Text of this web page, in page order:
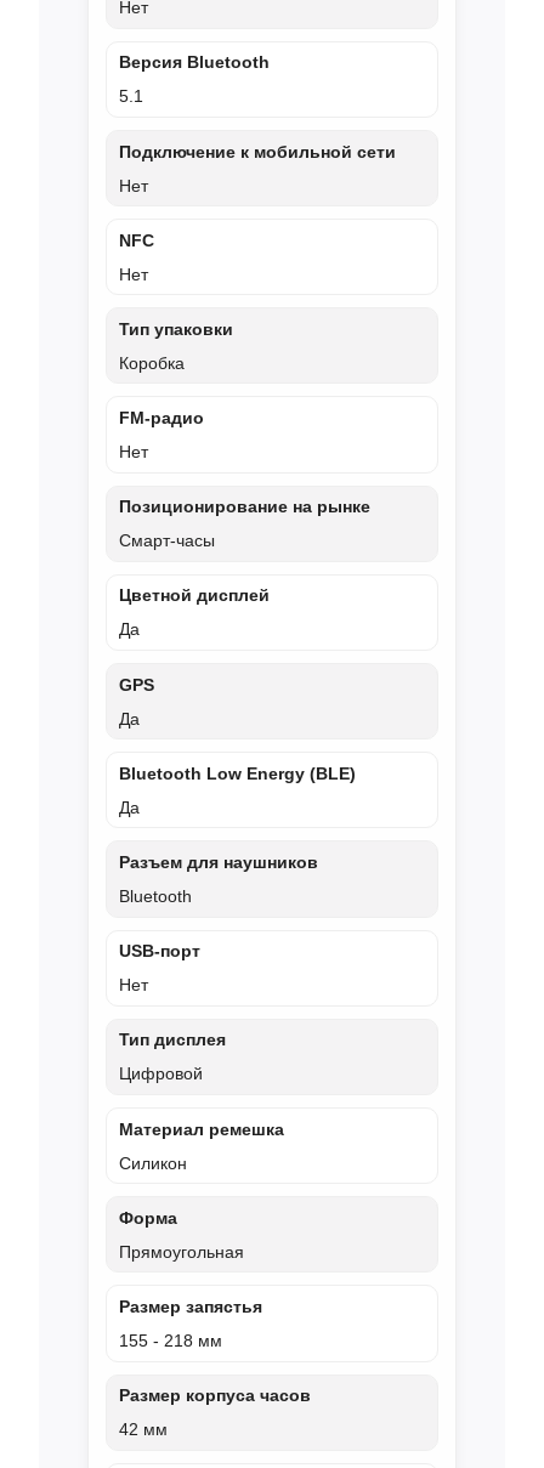
Нет
Версия Bluetooth
5.1
Подключение к мобильной сети
Нет
NFC
Нет
Тип упаковки
Коробка
FM‑радио
Нет
Позиционирование на рынке
Смарт‑часы
Цветной дисплей
Да
GPS
Да
Bluetooth Low Energy (BLE)
Да
Разъем для наушников
Bluetooth
USB‑порт
Нет
Тип дисплея
Цифровой
Материал ремешка
Силикон
Форма
Прямоугольная
Размер запястья
155 - 218 мм
Размер корпуса часов
42 мм